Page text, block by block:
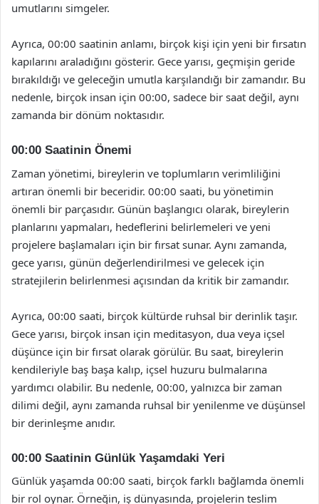
umutlarını simgeler.
Ayrıca, 00:00 saatinin anlamı, birçok kişi için yeni bir fırsatın
kapılarını araladığını gösterir. Gece yarısı, geçmişin geride
bırakıldığı ve geleceğin umutla karşılandığı bir zamandır. Bu
nedenle, birçok insan için 00:00, sadece bir saat değil, aynı
zamanda bir dönüm noktasıdır.
00:00 Saatinin Önemi
Zaman yönetimi, bireylerin ve toplumların verimliliğini
artıran önemli bir beceridir. 00:00 saati, bu yönetimin
önemli bir parçasıdır. Günün başlangıcı olarak, bireylerin
planlarını yapmaları, hedeflerini belirlemeleri ve yeni
projelere başlamaları için bir fırsat sunar. Aynı zamanda,
gece yarısı, günün değerlendirilmesi ve gelecek için
stratejilerin belirlenmesi açısından da kritik bir zamandır.
Ayrıca, 00:00 saati, birçok kültürde ruhsal bir derinlik taşır.
Gece yarısı, birçok insan için meditasyon, dua veya içsel
düşünce için bir fırsat olarak görülür. Bu saat, bireylerin
kendileriyle baş başa kalıp, içsel huzuru bulmalarına
yardımcı olabilir. Bu nedenle, 00:00, yalnızca bir zaman
dilimi değil, aynı zamanda ruhsal bir yenilenme ve düşünsel
bir derinleşme anıdır.
00:00 Saatinin Günlük Yaşamdaki Yeri
Günlük yaşamda 00:00 saati, birçok farklı bağlamda önemli
bir rol oynar. Örneğin, iş dünyasında, projelerin teslim